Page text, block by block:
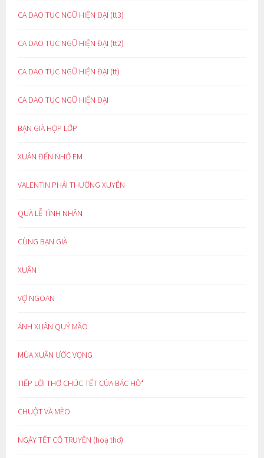
CA DAO TỤC NGỮ HIỆN ĐẠI (tt3)
CA DAO TỤC NGỮ HIỆN ĐẠI (tt2)
CA DAO TỤC NGỮ HIỆN ĐẠI (tt)
CA DAO TỤC NGỮ HIỆN ĐẠI
BẠN GIÀ HỌP LỚP
XUÂN ĐẾN NHỚ EM
VALENTIN PHẢI THƯỜNG XUYÊN
QUÀ LỄ TÌNH NHÂN
CÙNG BẠN GIÀ
XUÂN
VỢ NGOAN
ÁNH XUÂN QUÝ MÃO
MÙA XUÂN ƯỚC VỌNG
TIẾP LỜI THƠ CHÚC TẾT CỦA BÁC HỒ*
CHUỘT VÀ MÈO
NGÀY TẾT CỔ TRUYỀN (hoạ thơ)